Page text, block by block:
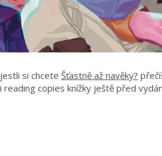
si chcete Šťastně až navěky?
copies knížky ještě před